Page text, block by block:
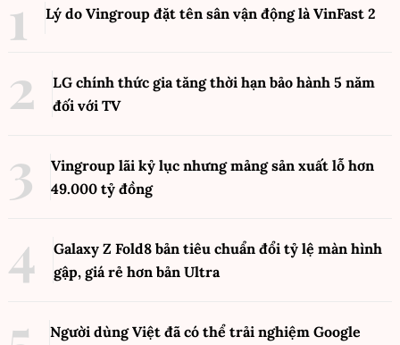
Lý do Vingroup đặt tên sân vận động là VinFast 2
LG chính thức gia tăng thời hạn bảo hành 5 năm
đối với TV
Vingroup lãi kỷ lục nhưng mảng sản xuất lỗ hơn
49.000 tỷ đồng
Galaxy Z Fold8 bản tiêu chuẩn đổi tỷ lệ màn hình
gập, giá rẻ hơn bản Ultra
Người dùng Việt đã có thể trải nghiệm Google